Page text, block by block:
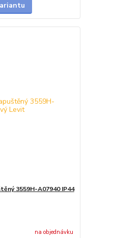
3559H-A07940 IP44
na objednávku